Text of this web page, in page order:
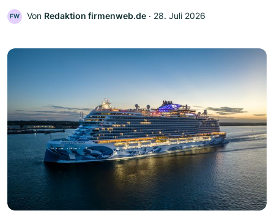
FW Von Redaktion firmenweb.de ‧ 28. Juli 2026